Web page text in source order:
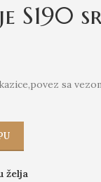
S190
sa
želja